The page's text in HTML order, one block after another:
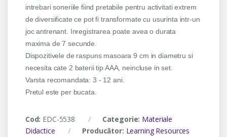
intrebari soneriile fiind pretabile pentru activitati extrem
de diversificate ce pot fi transformate cu usurinta intr-un
joc antrenant. Inregistrarea poate avea o durata
maxima de 7 secunde.
Dispozitivele de raspuns masoara 9 cm in diametru si
necesita cate 2 baterii tip AAA, neincluse in set.
Varsta recomandata: 3 - 12 ani.
Pretul este per bucata.
Cod: EDC-5538 Categorie: Materiale
Didactice
Producător: Learning Resources